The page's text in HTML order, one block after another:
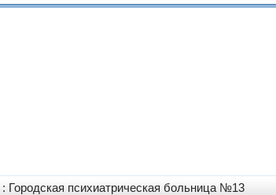
: Городская психиатрическая больница №13